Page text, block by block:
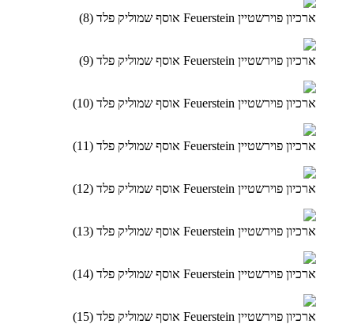
ארכיון פוירשטיין Feuerstein אוסף שמוליק פלד (8)
ארכיון פוירשטיין Feuerstein אוסף שמוליק פלד (9)
ארכיון פוירשטיין Feuerstein אוסף שמוליק פלד (10)
ארכיון פוירשטיין Feuerstein אוסף שמוליק פלד (11)
ארכיון פוירשטיין Feuerstein אוסף שמוליק פלד (12)
ארכיון פוירשטיין Feuerstein אוסף שמוליק פלד (13)
ארכיון פוירשטיין Feuerstein אוסף שמוליק פלד (14)
ארכיון פוירשטיין Feuerstein אוסף שמוליק פלד (15)